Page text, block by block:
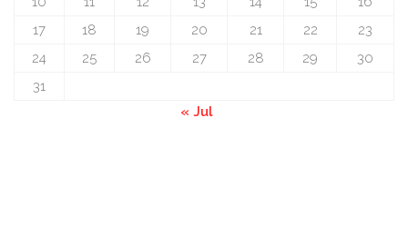
17
18 19 20 21 22
23
24
25 26 27 28 29
30
31
« Jul